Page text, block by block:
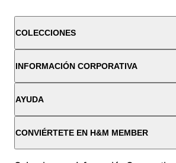
COLECCIONES
INFORMACIÓN CORPORATIVA
AYUDA
CONVIÉRTETE EN H&M MEMBER